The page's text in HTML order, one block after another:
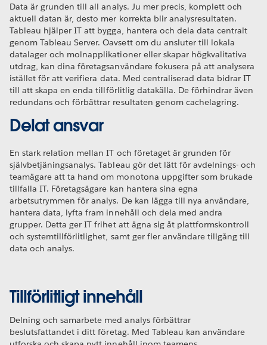
Data är grunden till all analys. Ju mer precis, komplett och
aktuell datan är, desto mer korrekta blir analysresultaten.
Tableau hjälper IT att bygga, hantera och dela data centralt
genom Tableau Server. Oavsett om du ansluter till lokala
datalager och molnapplikationer eller skapar högkvalitativa
utdrag, kan dina företagsanvändare fokusera på att analysera
istället för att verifiera data. Med centraliserad data bidrar IT
till att skapa en enda tillförlitlig datakälla. De förhindrar även
redundans och förbättrar resultaten genom cachelagring.
Delat ansvar
En stark relation mellan IT och företaget är grunden för
självbetjäningsanalys. Tableau gör det lätt för avdelnings- och
teamägare att ta hand om monotona uppgifter som brukade
tillfalla IT. Företagsägare kan hantera sina egna
arbetsutrymmen för analys. De kan lägga till nya användare,
hantera data, lyfta fram innehåll och dela med andra
grupper. Detta ger IT frihet att ägna sig åt plattformskontroll
och systemtillförlitlighet, samt ger fler användare tillgång till
data och analys.
Tillförlitligt innehåll
Delning och samarbete med analys förbättrar
beslutsfattandet i ditt företag. Med Tableau kan användare